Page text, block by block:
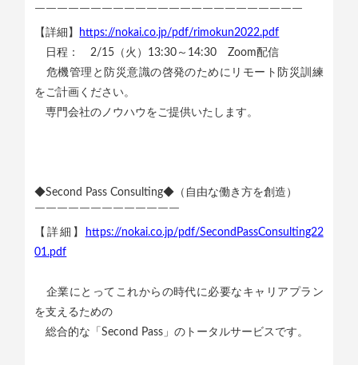
￣￣￣￣￣￣￣￣￣￣￣￣￣￣￣￣￣￣￣￣￣￣￣￣
【詳細】
https://nokai.co.jp/pdf/rimokun2022.pdf
日程： 2/15（火）13:30～14:30 Zoom配信
危機管理と防災意識の啓発のためにリモート防災訓練
をご計画ください。
専門会社のノウハウをご提供いたします。
◆Second Pass Consulting◆（自由な働き方を創造）
￣￣￣￣￣￣￣￣￣￣￣￣￣
【詳細】
https://nokai.co.jp/pdf/SecondPassConsulting22
01.pdf
企業にとってこれからの時代に必要なキャリアプラン
を支えるための
総合的な「Second Pass」のトータルサービスです。